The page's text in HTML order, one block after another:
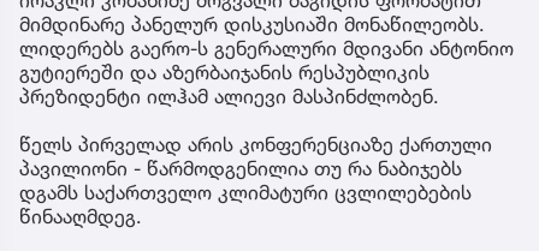
მიმდინარე პანელურ დისკუსიაში მონაწილეობს.
ლიდერებს გაერო-ს გენერალური მდივანი ანტონიო
გუტიერეში და აზერბაიჯანის რესპუბლიკის
პრეზიდენტი ილჰამ ალიევი მასპინძლობენ.
წელს პირველად არის კონფერენციაზე ქართული
პავილიონი - წარმოდგენილია თუ რა ნაბიჯებს
დგამს საქართველო კლიმატური ცვლილებების
წინააღმდეგ.